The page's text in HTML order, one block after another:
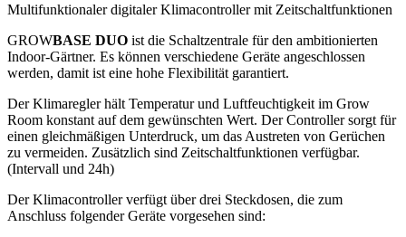
Multifunktionaler digitaler Klimacontroller mit Zeitschaltfunktionen
GROWBASE DUO ist die Schaltzentrale für den ambitionierten
Indoor-Gärtner. Es können verschiedene Geräte angeschlossen
werden, damit ist eine hohe Flexibilität garantiert.
Der Klimaregler hält Temperatur und Luftfeuchtigkeit im Grow
Room konstant auf dem gewünschten Wert. Der Controller sorgt für
einen gleichmäßigen Unterdruck, um das Austreten von Gerüchen
zu vermeiden. Zusätzlich sind Zeitschaltfunktionen verfügbar.
(Intervall und 24h)
Der Klimacontroller verfügt über drei Steckdosen, die zum
Anschluss folgender Geräte vorgesehen sind: